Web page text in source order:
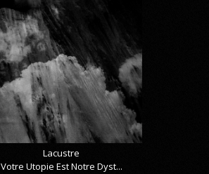
Lacustre
Votre Utopie Est Notre Dyst...